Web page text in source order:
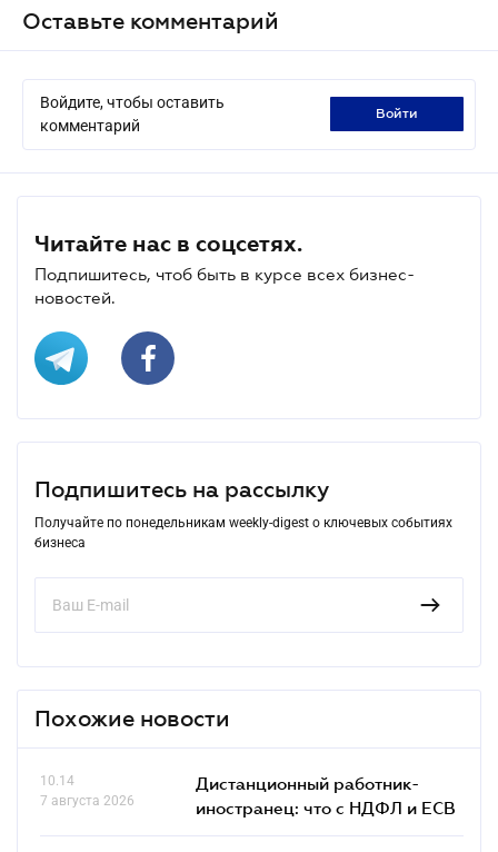
Оставьте комментарий
Войдите, чтобы оставить
комментарий
войти
Читайте нас в соцсетях.
Подпишитесь, чтоб быть в курсе всех бизнес-
новостей.
Подпишитесь на рассылку
Получайте по понедельникам weekly-digest о ключевых событиях
бизнеса
Похожие новости
10.14
7 августа 2026
Дистанционный работник-
иностранец: что с НДФЛ и ЕСВ